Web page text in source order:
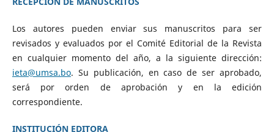
Los autores pueden enviar sus manuscritos para ser
revisados y evaluados por el Comité Editorial de la Revista
en cualquier momento del año, a la siguiente dirección:
ieta@umsa.bo. Su publicación, en caso de ser aprobado,
será por orden de aprobación y en la edición
correspondiente.
INSTITUCIÓN EDITORA